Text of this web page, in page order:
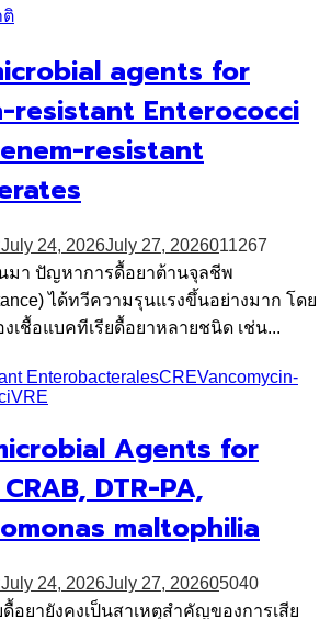
ติ
agents for
resistant Enterococci
resistant
July 24, 2026July 27, 2026011267
มา ปัญหาการดื้อยาต้านจุลชีพ
ได้ทวีความรุนแรงขึ้นอย่างมาก โดย
เชื้อแบคทีเรียดื้อยาหลายชนิด เช่น...
EnterobacteralesCREVancomycin-
VRE
Agents for
DTR-PA,
maltophilia
July 24, 2026July 27, 202605040
อยายังคงเป็นสาเหตุสำคัญของการเสีย